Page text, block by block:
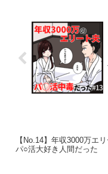
【No.14】年収3000万エ
パ○活大好き人間だった